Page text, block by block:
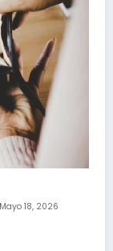
Mayo 18, 2026